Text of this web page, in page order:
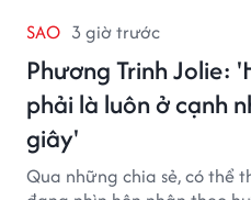
SAO 3 giờ trước
Phương Trinh Jolie:
phải là luôn ở cạnh
giây'
Qua những chia sẻ, có thể